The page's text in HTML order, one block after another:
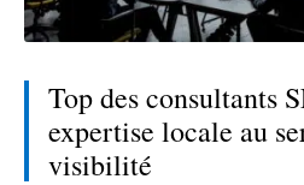
Top des consultants
expertise locale au
visibilité